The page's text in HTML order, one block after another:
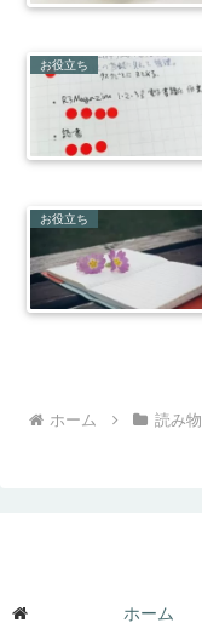
お役立ち
お役立ち
ホーム 読み物
ホーム